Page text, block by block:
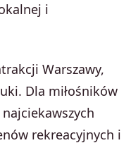
i
Warszawy,
Dla miłośników
rekreacyjnych i